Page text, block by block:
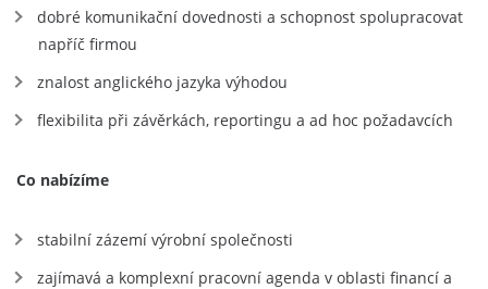
dobré komunikační dovednosti a schopnost spolupracovat
napříč firmou
znalost anglického jazyka výhodou
flexibilita při závěrkách, reportingu a ad hoc požadavcích
Co nabízíme
stabilní zázemí výrobní společnosti
zajímavá a komplexní pracovní agenda v oblasti financí a